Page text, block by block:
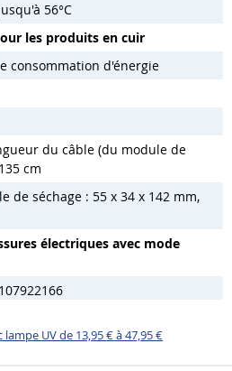
56°C
les produits en cuir
consommation d'énergie
du câble (du module de
cm
de séchage : 55 x 34 x 142 mm,
électriques avec mode
UV de 13,95 € à 47,95 €